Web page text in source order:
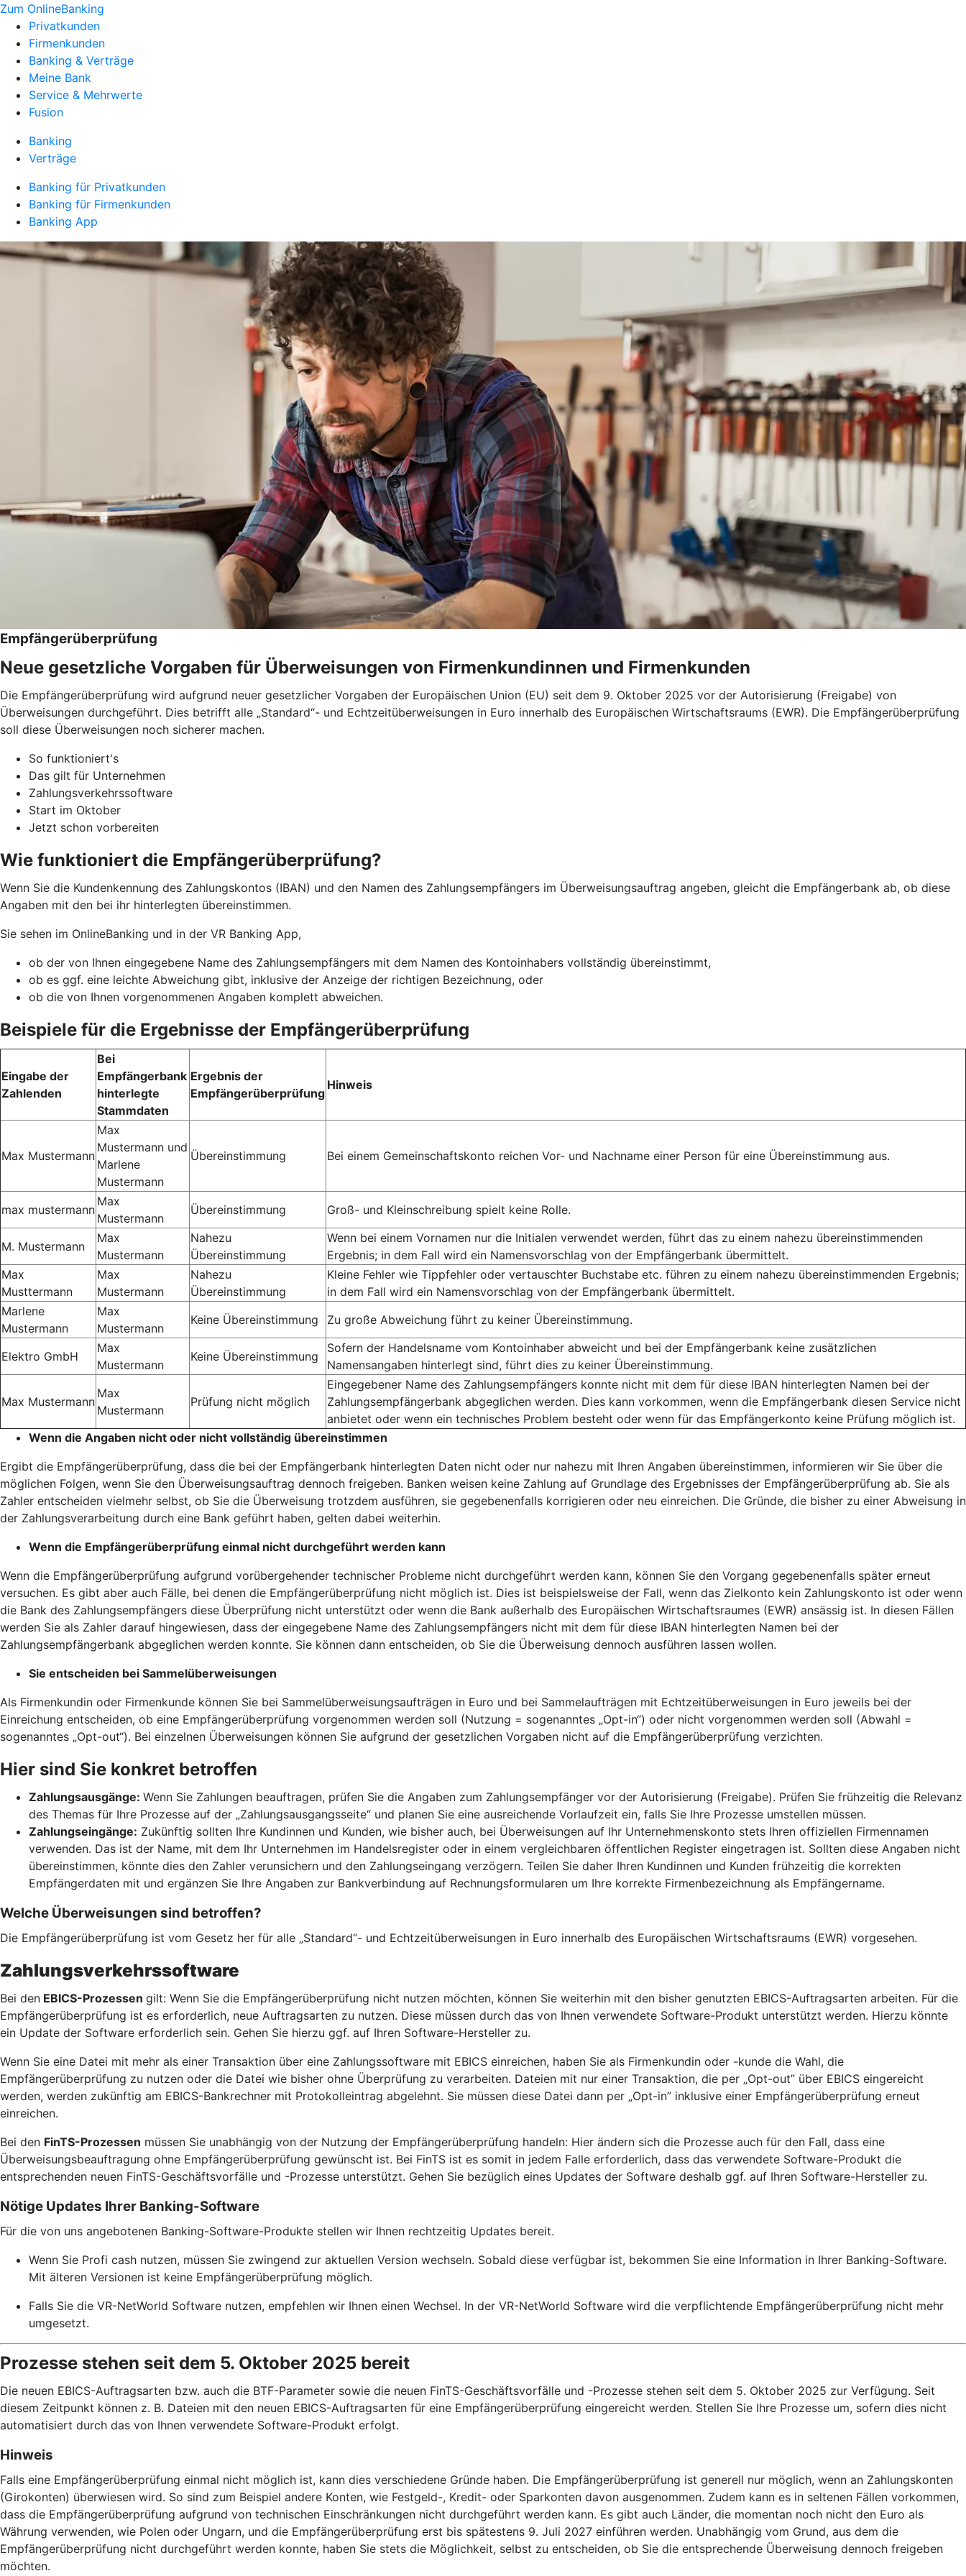
Zum OnlineBanking
Privatkunden
Firmenkunden
Banking & Verträge
Meine Bank
Service & Mehrwerte
Fusion
Banking
Verträge
Banking für Privatkunden
Banking für Firmenkunden
Banking App
Empfängerüberprüfung
Neue gesetzliche Vorgaben für Überweisungen von Firmenkundinnen und Firmenkunden
Die Empfängerüberprüfung wird aufgrund neuer gesetzlicher Vorgaben der Europäischen Union (EU) seit dem 9. Oktober 2025 vor der Autorisierung (Freigabe) von
Überweisungen durchgeführt. Dies betrifft alle „Standard“- und Echtzeitüberweisungen in Euro innerhalb des Europäischen Wirtschaftsraums (EWR). Die Empfängerüberprüfung
soll diese Überweisungen noch sicherer machen.
So funktioniert's
Das gilt für Unternehmen
Zahlungsverkehrssoftware
Start im Oktober
Jetzt schon vorbereiten
Wie funktioniert die Empfängerüberprüfung?
Wenn Sie die Kundenkennung des Zahlungskontos (IBAN) und den Namen des Zahlungsempfängers im Überweisungsauftrag angeben, gleicht die Empfängerbank ab, ob diese
Angaben mit den bei ihr hinterlegten übereinstimmen.
Sie sehen im OnlineBanking und in der VR Banking App,
ob der von Ihnen eingegebene Name des Zahlungsempfängers mit dem Namen des Kontoinhabers vollständig übereinstimmt,
ob es ggf. eine leichte Abweichung gibt, inklusive der Anzeige der richtigen Bezeichnung, oder
ob die von Ihnen vorgenommenen Angaben komplett abweichen.
Beispiele für die Ergebnisse der Empfängerüberprüfung
Eingabe der
Zahlenden
Bei
Empfängerbank
hinterlegte
Stammdaten
Ergebnis der
Empfängerüberprüfung
Hinweis
Max Mustermann
Max
Mustermann und
Marlene
Mustermann
Übereinstimmung Bei einem Gemeinschaftskonto reichen Vor- und Nachname einer Person für eine Übereinstimmung aus.
max mustermann
Max
Mustermann
Übereinstimmung Groß- und Kleinschreibung spielt keine Rolle.
M. Mustermann
Max
Mustermann
Nahezu
Übereinstimmung
Wenn bei einem Vornamen nur die Initialen verwendet werden, führt das zu einem nahezu übereinstimmenden
Ergebnis; in dem Fall wird ein Namensvorschlag von der Empfängerbank übermittelt.
Max
Musttermann
Max
Mustermann
Nahezu
Übereinstimmung
Kleine Fehler wie Tippfehler oder vertauschter Buchstabe etc. führen zu einem nahezu übereinstimmenden Ergebnis;
in dem Fall wird ein Namensvorschlag von der Empfängerbank übermittelt.
Marlene
Mustermann
Max
Mustermann
Keine Übereinstimmung Zu große Abweichung führt zu keiner Übereinstimmung.
Elektro GmbH
Max
Mustermann
Keine Übereinstimmung
Sofern der Handelsname vom Kontoinhaber abweicht und bei der Empfängerbank keine zusätzlichen
Namensangaben hinterlegt sind, führt dies zu keiner Übereinstimmung.
Max Mustermann
Max
Mustermann
Prüfung nicht möglich
Eingegebener Name des Zahlungsempfängers konnte nicht mit dem für diese IBAN hinterlegten Namen bei der
Zahlungsempfängerbank abgeglichen werden. Dies kann vorkommen, wenn die Empfängerbank diesen Service nicht
anbietet oder wenn ein technisches Problem besteht oder wenn für das Empfängerkonto keine Prüfung möglich ist.
Wenn die Angaben nicht oder nicht vollständig übereinstimmen
Ergibt die Empfängerüberprüfung, dass die bei der Empfängerbank hinterlegten Daten nicht oder nur nahezu mit Ihren Angaben übereinstimmen, informieren wir Sie über die
möglichen Folgen, wenn Sie den Überweisungsauftrag dennoch freigeben. Banken weisen keine Zahlung auf Grundlage des Ergebnisses der Empfängerüberprüfung ab. Sie als
Zahler entscheiden vielmehr selbst, ob Sie die Überweisung trotzdem ausführen, sie gegebenenfalls korrigieren oder neu einreichen. Die Gründe, die bisher zu einer Abweisung in
der Zahlungsverarbeitung durch eine Bank geführt haben, gelten dabei weiterhin.
Wenn die Empfängerüberprüfung einmal nicht durchgeführt werden kann
Wenn die Empfängerüberprüfung aufgrund vorübergehender technischer Probleme nicht durchgeführt werden kann, können Sie den Vorgang gegebenenfalls später erneut
versuchen. Es gibt aber auch Fälle, bei denen die Empfängerüberprüfung nicht möglich ist. Dies ist beispielsweise der Fall, wenn das Zielkonto kein Zahlungskonto ist oder wenn
die Bank des Zahlungsempfängers diese Überprüfung nicht unterstützt oder wenn die Bank außerhalb des Europäischen Wirtschaftsraumes (EWR) ansässig ist. In diesen Fällen
werden Sie als Zahler darauf hingewiesen, dass der eingegebene Name des Zahlungsempfängers nicht mit dem für diese IBAN hinterlegten Namen bei der
Zahlungsempfängerbank abgeglichen werden konnte. Sie können dann entscheiden, ob Sie die Überweisung dennoch ausführen lassen wollen.
Sie entscheiden bei Sammelüberweisungen
Als Firmenkundin oder Firmenkunde können Sie bei Sammelüberweisungsaufträgen in Euro und bei Sammelaufträgen mit Echtzeitüberweisungen in Euro jeweils bei der
Einreichung entscheiden, ob eine Empfängerüberprüfung vorgenommen werden soll (Nutzung = sogenanntes „Opt-in“) oder nicht vorgenommen werden soll (Abwahl =
sogenanntes „Opt-out“). Bei einzelnen Überweisungen können Sie aufgrund der gesetzlichen Vorgaben nicht auf die Empfängerüberprüfung verzichten.
Hier sind Sie konkret betroffen
Zahlungsausgänge: Wenn Sie Zahlungen beauftragen, prüfen Sie die Angaben zum Zahlungsempfänger vor der Autorisierung (Freigabe). Prüfen Sie frühzeitig die Relevanz
des Themas für Ihre Prozesse auf der „Zahlungsausgangsseite“ und planen Sie eine ausreichende Vorlaufzeit ein, falls Sie Ihre Prozesse umstellen müssen.
Zahlungseingänge: Zukünftig sollten Ihre Kundinnen und Kunden, wie bisher auch, bei Überweisungen auf Ihr Unternehmenskonto stets Ihren offiziellen Firmennamen
verwenden. Das ist der Name, mit dem Ihr Unternehmen im Handelsregister oder in einem vergleichbaren öffentlichen Register eingetragen ist. Sollten diese Angaben nicht
übereinstimmen, könnte dies den Zahler verunsichern und den Zahlungseingang verzögern. Teilen Sie daher Ihren Kundinnen und Kunden frühzeitig die korrekten
Empfängerdaten mit und ergänzen Sie Ihre Angaben zur Bankverbindung auf Rechnungsformularen um Ihre korrekte Firmenbezeichnung als Empfängername.
Welche Überweisungen sind betroffen?
Die Empfängerüberprüfung ist vom Gesetz her für alle „Standard“- und Echtzeitüberweisungen in Euro innerhalb des Europäischen Wirtschaftsraums (EWR) vorgesehen.
Zahlungsverkehrssoftware
Bei den EBICS-Prozessen gilt: Wenn Sie die Empfängerüberprüfung nicht nutzen möchten, können Sie weiterhin mit den bisher genutzten EBICS-Auftragsarten arbeiten. Für die
Empfängerüberprüfung ist es erforderlich, neue Auftragsarten zu nutzen. Diese müssen durch das von Ihnen verwendete Software-Produkt unterstützt werden. Hierzu könnte
ein Update der Software erforderlich sein. Gehen Sie hierzu ggf. auf Ihren Software-Hersteller zu.
Wenn Sie eine Datei mit mehr als einer Transaktion über eine Zahlungssoftware mit EBICS einreichen, haben Sie als Firmenkundin oder -kunde die Wahl, die
Empfängerüberprüfung zu nutzen oder die Datei wie bisher ohne Überprüfung zu verarbeiten. Dateien mit nur einer Transaktion, die per „Opt-out” über EBICS eingereicht
werden, werden zukünftig am EBICS-Bankrechner mit Protokolleintrag abgelehnt. Sie müssen diese Datei dann per „Opt-in” inklusive einer Empfängerüberprüfung erneut
einreichen.
Bei den FinTS-Prozessen müssen Sie unabhängig von der Nutzung der Empfängerüberprüfung handeln: Hier ändern sich die Prozesse auch für den Fall, dass eine
Überweisungsbeauftragung ohne Empfängerüberprüfung gewünscht ist. Bei FinTS ist es somit in jedem Falle erforderlich, dass das verwendete Software-Produkt die
entsprechenden neuen FinTS-Geschäftsvorfälle und -Prozesse unterstützt. Gehen Sie bezüglich eines Updates der Software deshalb ggf. auf Ihren Software-Hersteller zu.
Nötige Updates Ihrer Banking-Software
Für die von uns angebotenen Banking-Software-Produkte stellen wir Ihnen rechtzeitig Updates bereit.
Wenn Sie Profi cash nutzen, müssen Sie zwingend zur aktuellen Version wechseln. Sobald diese verfügbar ist, bekommen Sie eine Information in Ihrer Banking-Software.
Mit älteren Versionen ist keine Empfängerüberprüfung möglich.
Falls Sie die VR-NetWorld Software nutzen, empfehlen wir Ihnen einen Wechsel. In der VR-NetWorld Software wird die verpflichtende Empfängerüberprüfung nicht mehr
umgesetzt.
Prozesse stehen seit dem 5. Oktober 2025 bereit
Die neuen EBICS-Auftragsarten bzw. auch die BTF-Parameter sowie die neuen FinTS-Geschäftsvorfälle und -Prozesse stehen seit dem 5. Oktober 2025 zur Verfügung. Seit
diesem Zeitpunkt können z. B. Dateien mit den neuen EBICS-Auftragsarten für eine Empfängerüberprüfung eingereicht werden. Stellen Sie Ihre Prozesse um, sofern dies nicht
automatisiert durch das von Ihnen verwendete Software-Produkt erfolgt.
Hinweis
Falls eine Empfängerüberprüfung einmal nicht möglich ist, kann dies verschiedene Gründe haben. Die Empfängerüberprüfung ist generell nur möglich, wenn an Zahlungskonten
(Girokonten) überwiesen wird. So sind zum Beispiel andere Konten, wie Festgeld-, Kredit- oder Sparkonten davon ausgenommen. Zudem kann es in seltenen Fällen vorkommen,
dass die Empfängerüberprüfung aufgrund von technischen Einschränkungen nicht durchgeführt werden kann. Es gibt auch Länder, die momentan noch nicht den Euro als
Währung verwenden, wie Polen oder Ungarn, und die Empfängerüberprüfung erst bis spätestens 9. Juli 2027 einführen werden. Unabhängig vom Grund, aus dem die
Empfängerüberprüfung nicht durchgeführt werden konnte, haben Sie stets die Möglichkeit, selbst zu entscheiden, ob Sie die entsprechende Überweisung dennoch freigeben
möchten.